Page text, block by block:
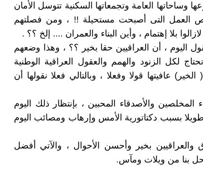
وساحاتها العامة وتجمعاتها السكنية تتوسل الأمان
فرص العمل التى أصبحت مستحيلة !! ، ومن فصلتهم
بلا إهتمام ، وأين البناء والعمران .... إلخ ؟؟ .
اليوم ، أن العراقيين حقا بخير ؟؟ ، وهذا وضعهم
لكل الزنود والهمم والعقول العراقية الوطنية
عافيتها قولا وفعلا ، وبالتالي فعلا نقولها أن
المخلصين والأصدقاء المحبين ، بإنتظار ذلك اليوم
طويلا بسبب دكتاتورية الأمس وإرهاب ومصائب اليوم
والعراقيين بخير وأحسن الأحوال ، والآتي أفضل
بنا من ويلات ومآس.